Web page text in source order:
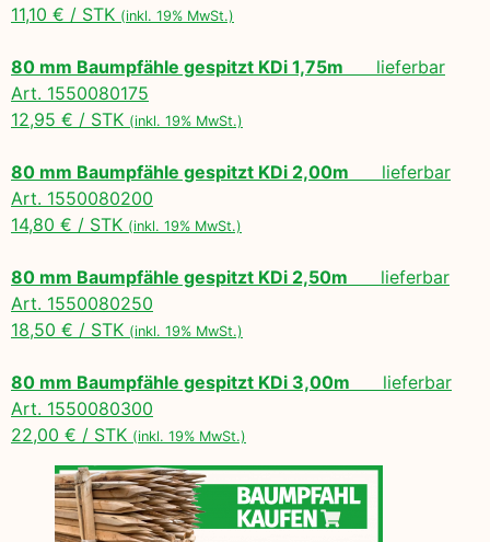
11,10 € / STK (inkl. 19% MwSt.)
80 mm Baumpfähle gespitzt KDi 1,75m lieferbar
Art. 1550080175
12,95 € / STK (inkl. 19% MwSt.)
80 mm Baumpfähle gespitzt KDi 2,00m lieferbar
Art. 1550080200
14,80 € / STK (inkl. 19% MwSt.)
80 mm Baumpfähle gespitzt KDi 2,50m lieferbar
Art. 1550080250
18,50 € / STK (inkl. 19% MwSt.)
80 mm Baumpfähle gespitzt KDi 3,00m lieferbar
Art. 1550080300
22,00 € / STK (inkl. 19% MwSt.)